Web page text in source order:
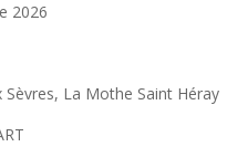
2026
La Mothe Saint Héray